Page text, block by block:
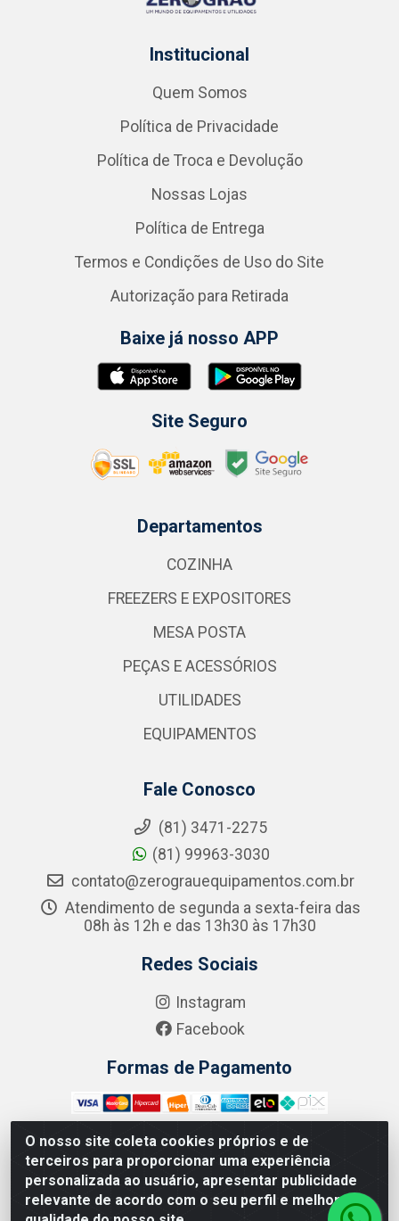
O nosso site coleta cookies próprios e de
terceiros para proporcionar uma experiência
personalizada ao usuário, apresentar publicidade
relevante de acordo com o seu perfil e melhorar a
Institucional
Quem Somos
Política de Privacidade
Política de Troca e Devolução
Nossas Lojas
Política de Entrega
Termos e Condições de Uso do Site
Autorização para Retirada
Baixe já nosso APP
Site Seguro
Departamentos
COZINHA
FREEZERS E EXPOSITORES
MESA POSTA
PEÇAS E ACESSÓRIOS
UTILIDADES
EQUIPAMENTOS
Fale Conosco
(81) 3471-2275
(81) 99963-3030
contato@zerograuequipamentos.com.br
Atendimento de segunda a sexta-feira das
08h às 12h e das 13h30 às 17h30
Redes Sociais
Instagram
Facebook
Formas de Pagamento
Zero Grau - Rua Jean Emile Favre, 746 - Ipsep,
Recife/PE - CEP 51.190-450 - CNPJ 09.132.989/0001-61